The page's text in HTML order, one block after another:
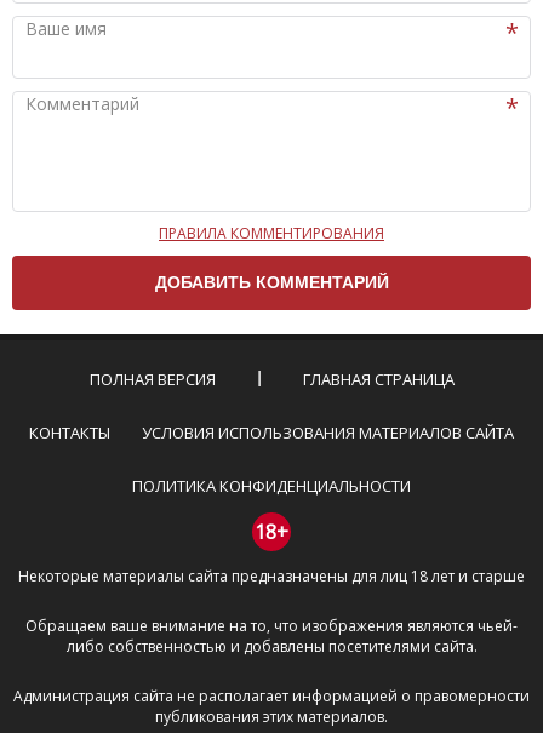
Ваше имя
Комментарий
Чтобы ваш комментарий был опубликован на сайте,
вам нужно придерживаться следующих правил:
Комментарий не может быть слишком
эмоциональных высказываний.
Не стоит отклоняться от предмета обсуждения.
Пожалуйста, не используйте в комментарие
призывы к насилию и высказывания,
направленные на разжигание расовой,
межнациональной и религиозной розни —
пожалейте наших модераторов, они кстати
очень славные ребята, поверьте.
буквами.
Не копируйте рецензии с других сайтов, нам
важно именно ваше мнение.
Не размещайте рекламу!
ПРАВИЛА КОММЕНТИРОВАНИЯ
ПОЛНАЯ ВЕРСИЯ ГЛАВНАЯ СТРАНИЦА
КОНТАКТЫ УСЛОВИЯ ИСПОЛЬЗОВАНИЯ МАТЕРИАЛОВ САЙТА
ПОЛИТИКА КОНФИДЕНЦИАЛЬНОСТИ
18+
Некоторые материалы сайта предназначены для лиц 18 лет и старше
Обращаем ваше внимание на то, что изображения являются чьей-
либо собственностью и добавлены посетителями сайта.
Администрация сайта не располагает информацией о правомерности
публикования этих материалов.